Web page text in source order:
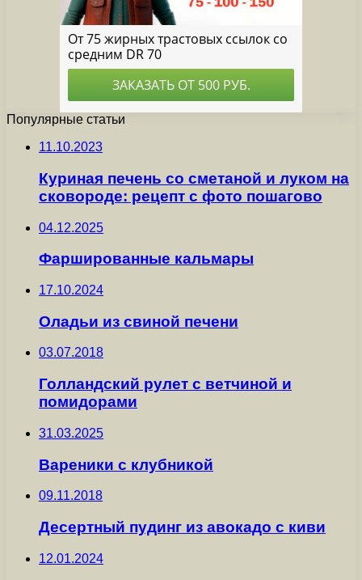
Популярные статьи
11.10.2023
Куриная печень со сметаной и луком на
сковороде: рецепт с фото пошагово
04.12.2025
Фаршированные кальмары
17.10.2024
Оладьи из свиной печени
03.07.2018
Голландский рулет с ветчиной и
помидорами
31.03.2025
Вареники с клубникой
09.11.2018
Десертный пудинг из авокадо с киви
12.01.2024